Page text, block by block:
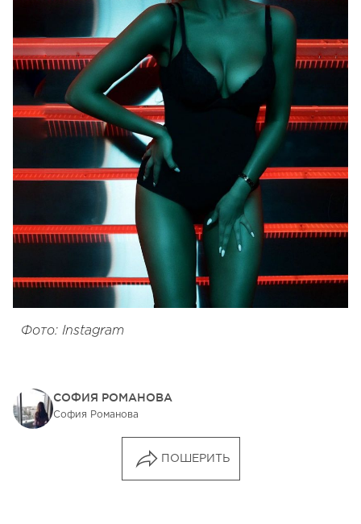
Фото: Instagram
СОФИЯ РОМАНОВА
София Романова
ПОШЕРИТЬ